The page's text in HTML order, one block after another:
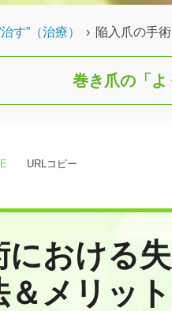
す”（治療） › 陥入爪の手
巻き爪の「よ
URLコピー
における
＆メリッ